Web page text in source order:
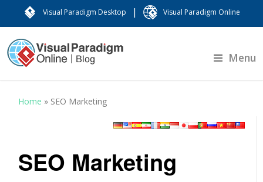
Visual Paradigm Desktop | Visual Paradigm Online
Menu
Home » SEO Marketing
SEO Marketing